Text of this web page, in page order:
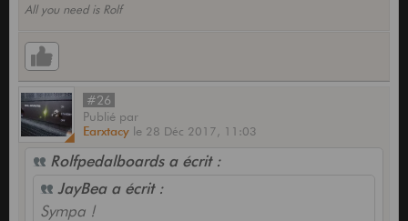
All you need is Rolf
#26
Publié par
Earxtacy le 28 Déc 2017, 11:03
Rolfpedalboards a écrit :
JayBea a écrit :
Sympa !